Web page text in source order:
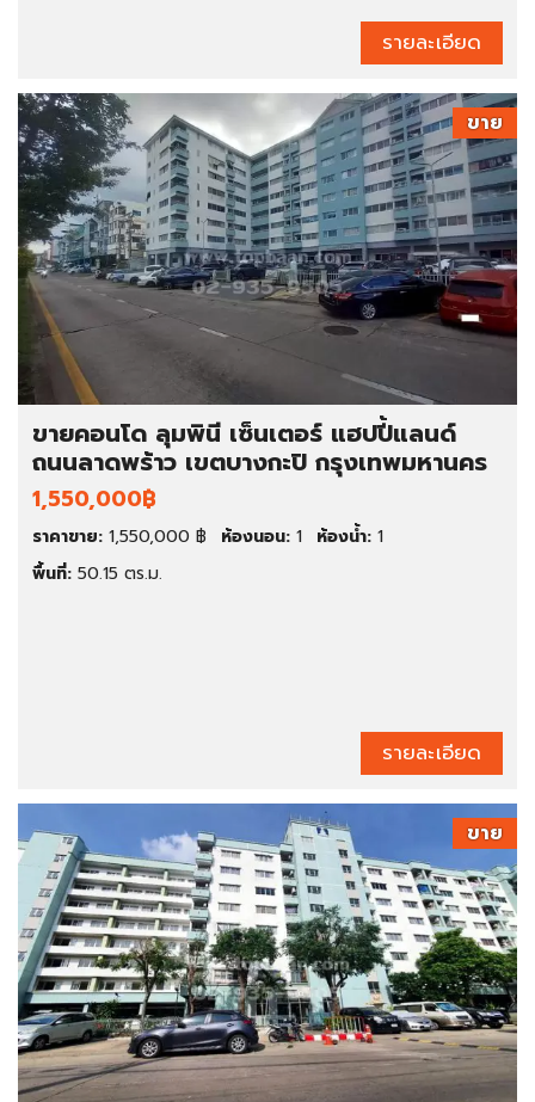
รายละเอียด
ขาย
ขายคอนโด ลุมพินี เซ็นเตอร์ แฮปปี้แลนด์
ถนนลาดพร้าว เขตบางกะปิ กรุงเทพมหานคร
1,550,000฿
ราคาขาย: 1,550,000 ฿ ห้องนอน: 1 ห้องน้ำ: 1
พื้นที่: 50.15 ตร.ม.
รายละเอียด
ขาย